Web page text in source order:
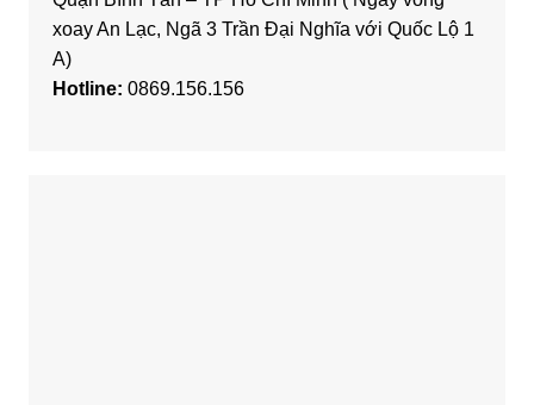
xoay An Lạc, Ngã 3 Trần Đại Nghĩa với Quốc Lộ 1
A)
Hotline: 0869.156.156